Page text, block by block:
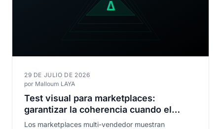
29 DE JULIO DE 2026
por Malloum LAYA
Test visual para marketplaces:
garantizar la coherencia cuando el
contenido es impredecible
Los marketplaces multi-vendedor muestran